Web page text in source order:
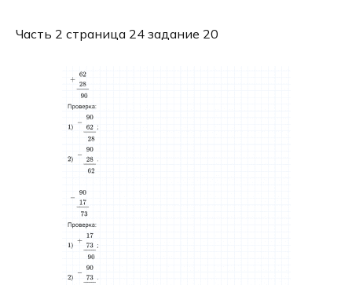
Часть 2 страница 24 задание 20